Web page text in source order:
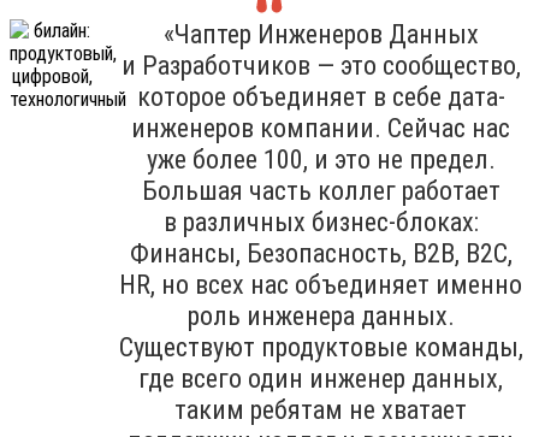
«Чаптер Инженеров Данных
и Разработчиков — это сообщество,
которое объединяет в себе дата-
инженеров компании. Сейчас нас
уже более 100, и это не предел.
Большая часть коллег работает
в различных бизнес-блоках:
Финансы, Безопасность, B2B, В2С,
HR, но всех нас объединяет именно
роль инженера данных.
Существуют продуктовые команды,
где всего один инженер данных,
таким ребятам не хватает